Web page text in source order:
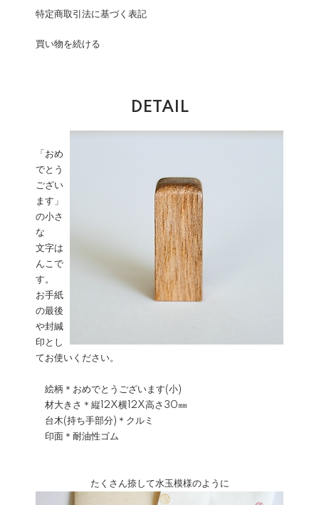
特定商取引法に基づく表記
買い物を続ける
DETAIL
「おめ
でとう
ござい
ます」
の小さ
な
文字は
んこで
す。
お手紙
の最後
や封緘
印とし
てお使いください。
絵柄＊おめでとうございます(小)
材大きさ＊縦12X横12X高さ30㎜
台木(持ち手部分)＊クルミ
印面＊耐油性ゴム
たくさん捺して水玉模様のように